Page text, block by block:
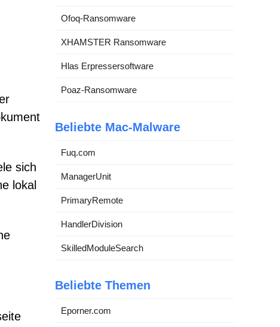
sich
lokal
Ofoq-Ransomware
XHAMSTER Ransomware
Hlas Erpressersoftware
Poaz-Ransomware
Beliebte Mac-Malware
Fuq.com
ManagerUnit
PrimaryRemote
HandlerDivision
SkilledModuleSearch
Beliebte Themen
Eporner.com